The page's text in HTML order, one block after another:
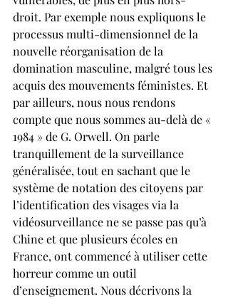
droit. Par exemple nous expliquons le
processus multi-dimensionnel de la
nouvelle réorganisation de la
domination masculine, malgré tous les
acquis des mouvements féministes. Et
par ailleurs, nous nous rendons
compte que nous sommes au-delà de «
1984 » de G. Orwell. On parle
tranquillement de la surveillance
généralisée, tout en sachant que le
système de notation des citoyens par
l’identification des visages via la
vidéosurveillance ne se passe pas qu’à
Chine et que plusieurs écoles en
France, ont commencé à utiliser cette
horreur comme un outil
d’enseignement. Nous décrivons la